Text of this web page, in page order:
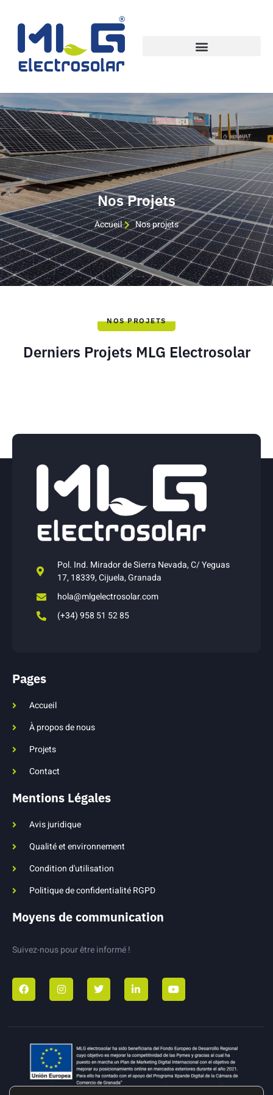
Nos Projets
Accueil Nos projets
NOS PROJETS
Derniers Projets MLG Electrosolar
Pol. Ind. Mirador de Sierra Nevada, C/ Yeguas
17, 18339, Cijuela, Granada
hola@mlgelectrosolar.com
(+34) 958 51 52 85
Pages
Accueil
À propos de nous
Projets
Contact
Mentions Légales
Avis juridique
Qualité et environnement
Condition d'utilisation
Politique de confidentialité RGPD
Moyens de communication
Suivez-nous pour être informé !